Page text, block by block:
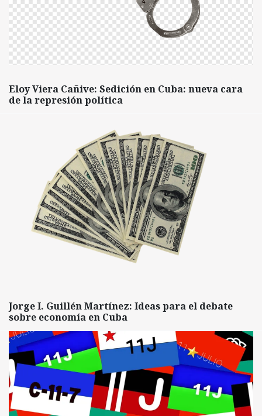
Eloy Viera Cañive: Sedición en Cuba: nueva cara
de la represión política
Jorge I. Guillén Martínez: Ideas para el debate
sobre economía en Cuba